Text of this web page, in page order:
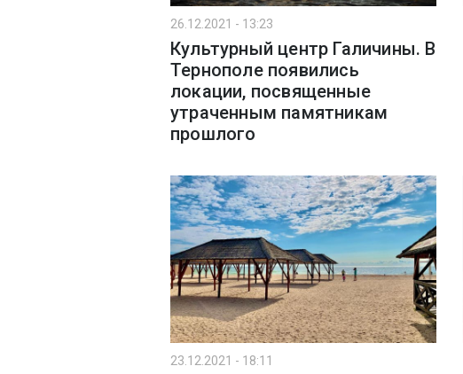
26.12.2021 - 13:23
Культурный центр Галичины. В
Тернополе появились
локации, посвященные
утраченным памятникам
прошлого
23.12.2021 - 18:11